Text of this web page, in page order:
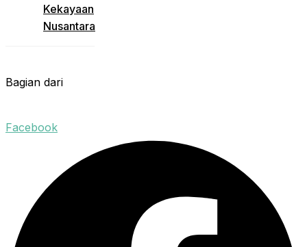
Kekayaan
Nusantara
Bagian dari
Facebook